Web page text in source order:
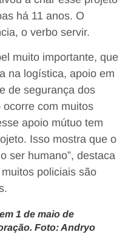
há 11 anos. O
o verbo servir.
muito importante, que
na logística, apoio em
de segurança dos
com muitos
apoio mútuo tem
Isso mostra que o
ser humano”, destaca
policiais são
1 de maio de
Foto: Andryo